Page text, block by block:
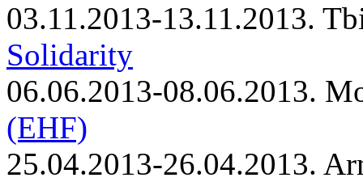
03.11.2013-13.11.2013.
Solidarity
06.06.2013-08.06.2013.
(EHF)
25.04.2013-26.04.2013.